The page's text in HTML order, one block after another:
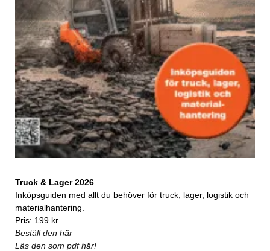
Truck & Lager 2026
Inköpsguiden med allt du behöver för truck, lager, logistik och
materialhantering.
Pris: 199 kr.
Beställ den här
Läs den som pdf här!